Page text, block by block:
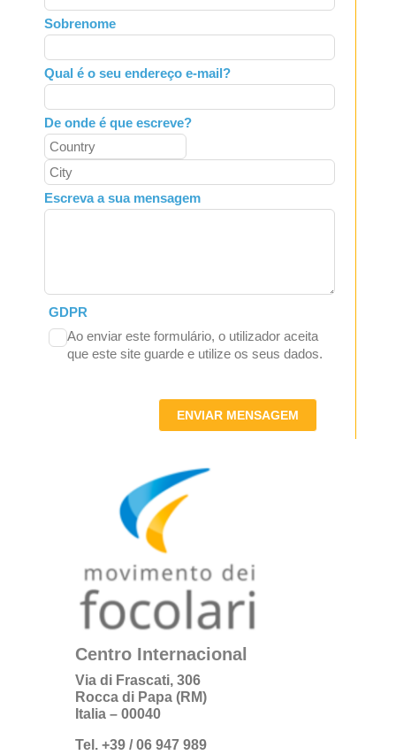
field
blank
Sobrenome
Qual é o seu endereço e-mail?
De onde é que escreve?
Escreva a sua mensagem
GDPR
Ao enviar este formulário, o utilizador aceita
que este site guarde e utilize os seus dados.
ENVIAR MENSAGEM
Centro Internacional
Via di Frascati, 306
Rocca di Papa (RM)
Italia – 00040
Tel. +39 / 06 947 989